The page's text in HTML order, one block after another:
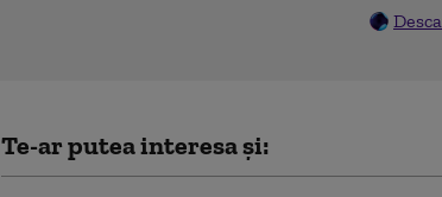
Te-ar putea interesa și: